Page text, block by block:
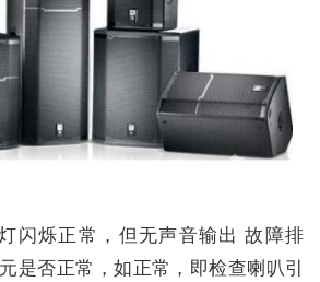
闪烁正常，但无声音输出 故障排
是否正常，如正常，即检查喇叭引